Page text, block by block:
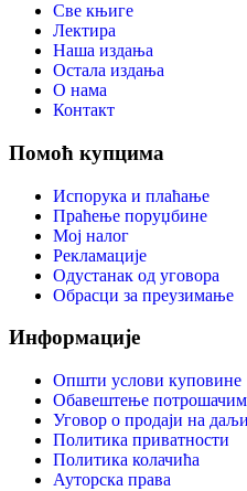
Све књиге
Лектира
Наша издања
Остала издања
О нама
Контакт
Помоћ купцима
Испорука и плаћање
Праћење поруџбине
Мој налог
Рекламације
Одустанак од уговора
Обрасци за преузимање
Информације
Општи услови куповине
Обавештење
Уговор о продаји на
Политика приватности
Политика колачића
Ауторска права